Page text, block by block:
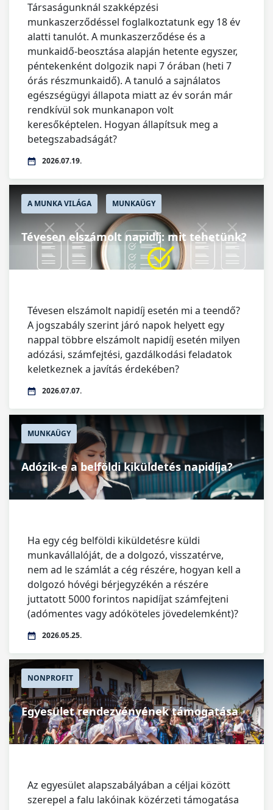
Társaságunknál szakképzési
munkaszerződéssel foglalkoztatunk egy 18 év
alatti tanulót. A munkaszerződése és a
munkaidő-beosztása alapján hetente egyszer,
péntekenként dolgozik napi 7 órában (heti 7
órás részmunkaidő). A tanuló a sajnálatos
egészségügyi állapota miatt az év során már
rendkívül sok munkanapon volt
keresőképtelen. Hogyan állapítsuk meg a
betegszabadságát?
2026.07.19.
A MUNKA VILÁGA MUNKAÜGY
Tévesen elszámolt napidíj: mit tehetünk?
Tévesen elszámolt napidíj esetén mi a teendő?
A jogszabály szerint járó napok helyett egy
nappal többre elszámolt napidíj esetén milyen
adózási, számfejtési, gazdálkodási feladatok
keletkeznek a javítás érdekében?
2026.07.07.
MUNKAÜGY
Adózik-e a belföldi kiküldetés napidíja?
Ha egy cég belföldi kiküldetésre küldi
munkavállalóját, de a dolgozó, visszatérve,
nem ad le számlát a cég részére, hogyan kell a
dolgozó hóvégi bérjegyzékén a részére
juttatott 5000 forintos napidíjat számfejteni
(adómentes vagy adóköteles jövedelemként)?
2026.05.25.
NONPROFIT
Egyesület rendezvényének támogatása
Az egyesület alapszabályában a céljai között
szerepel a falu lakóinak közérzeti támogatása